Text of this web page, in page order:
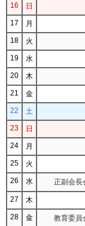
16
日
17
月
18
火
19
水
20
木
21
金
22
土
23
日
24
月
25
火
26
水 正副会長
27
木
28
金 教育委員